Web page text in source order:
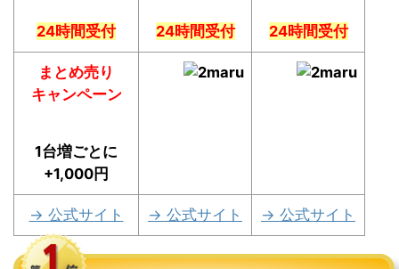
24時間受付 24時間受付 24時間受付
まとめ売り
キャンペーン
1台増ごとに
+1,000円
→ 公式サイト → 公式サイト → 公式サイト